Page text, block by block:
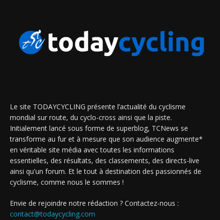
Le site TODAYCYCLING présente l’actualité du cyclisme
mondial sur route, du cyclo-cross ainsi que la piste.
Initialement lancé sous forme de superblog, TCNews se
transforme au fur et à mesure que son audience augmente*
en véritable site média avec toutes les informations
essentielles, des résultats, des classements, des directs-live
ainsi qu'un forum. Et le tout à destination des passionnés de
cyclisme, comme nous le sommes !
Envie de rejoindre notre rédaction ? Contactez-nous :
contact@todaycycling.com